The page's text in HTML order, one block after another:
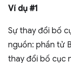
Ví dụ #1
Sự thay đổi bố
nguồn: phần tử
thay đổi bố cục